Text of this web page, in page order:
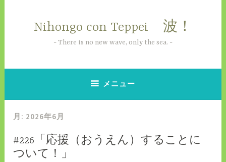
へ
Nihongo con Teppei 波！
There is no new wave, only the sea.
メニュー
月: 2026年6月
#226「応援（おうえん）することに
ついて！」